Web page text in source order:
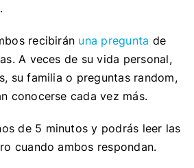
recibirán una pregunta de
A veces de su vida personal,
su familia o preguntas random,
conocerse cada vez más.
de 5 minutos y podrás leer las
cuando ambos respondan.